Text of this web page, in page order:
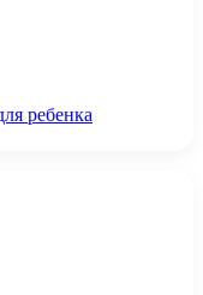
ребенка